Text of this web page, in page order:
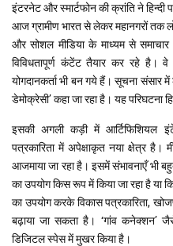
इंटरनेट और स्मार्टफोन की क्रांति ने
आज ग्रामीण भारत से लेकर महानगरों तक
और सोशल मीडिया के माध्यम से
विविधतापूर्ण कंटेंट तैयार कर रहे है।
योगदानकर्ता भी बन गये हैं। सूचना संसार
डेमोक्रेसी’ कहा जा रहा है। यह परिघटना
इसकी अगली कड़ी में आर्टिफिशियल
पत्रकारिता में अपेक्षाकृत नया क्षेत्र
आजमाया जा रहा है। इसमें संभावनाएँ भी
का उपयोग किस रूप में किया जा रहा है या
का उपयोग करके विकास पत्रकारिता,
बढ़ाया जा सकता है। ‘गांव कनेक्शन’
डिजिटल स्पेस में मुखर किया है।